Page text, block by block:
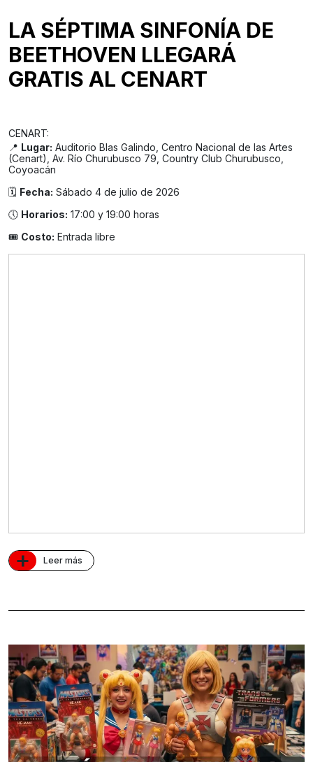
LA SÉPTIMA SINFONÍA DE
BEETHOVEN LLEGARÁ
GRATIS AL CENART
CENART:
📍 Lugar: Auditorio Blas Galindo, Centro Nacional de las Artes
(Cenart), Av. Río Churubusco 79, Country Club Churubusco,
Coyoacán
🗓️ Fecha: Sábado 4 de julio de 2026
🕔 Horarios: 17:00 y 19:00 horas
🎟️ Costo: Entrada libre
+ Leer más